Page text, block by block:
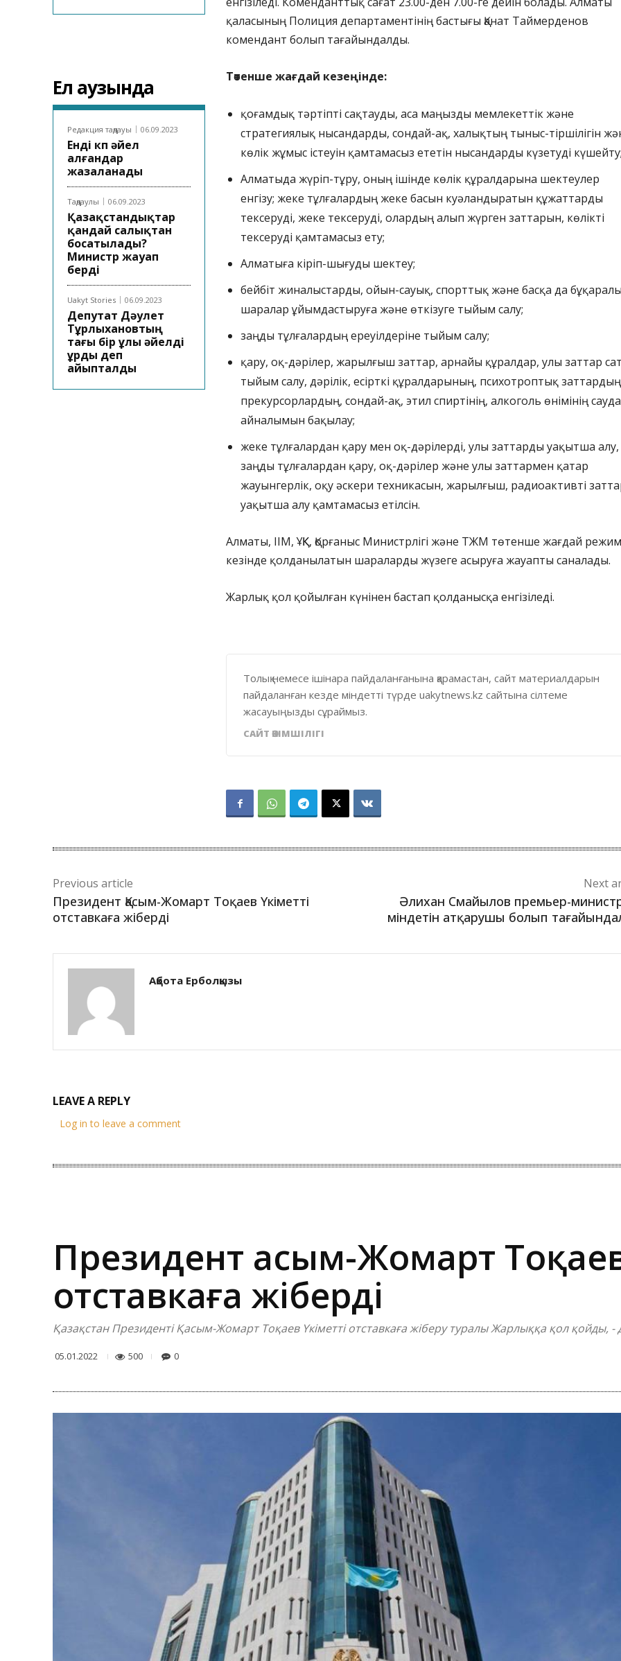
Ел аузында
Редакция таңдауы 06.09.2023
Енді көп әйел
алғандар
жазаланады
Таңдаулы 06.09.2023
Қазақстандықтар
қандай салықтан
босатылады?
Министр жауап
берді
Uakyt Stories 06.09.2023
Депутат Дәулет
Тұрлыхановтың
тағы бір ұлы әйелді
ұрды деп
айыпталды
қаласының Полиция департаментінің бастығы Қанат Таймерденов
комендант болып тағайындалды.
Төтенше жағдай кезеңінде:
қоғамдық тәртіпті сақтауды, аса маңызды мемлекеттік және
стратегиялық нысандарды, сондай-ақ, халықтың тыныс-тіршілігін
көлік жұмыс істеуін қамтамасыз ететін нысандарды күзетуді күшейту;
Алматыда жүріп-тұру, оның ішінде көлік құралдарына шектеулер
енгізу; жеке тұлғалардың жеке басын куәландыратын құжаттарды
тексеруді, жеке тексеруді, олардың алып жүрген заттарын, көлікті
тексеруді қамтамасыз ету;
Алматыға кіріп-шығуды шектеу;
бейбіт жиналыстарды, ойын-сауық, спорттық және басқа да
шаралар ұйымдастыруға және өткізуге тыйым салу;
заңды тұлғалардың ереуілдеріне тыйым салу;
қару, оқ-дәрілер, жарылғыш заттар, арнайы құралдар, улы заттар
тыйым салу, дәрілік, есірткі құралдарының, психотроптық
прекурсорлардың, сондай-ақ, этил спиртінің, алкоголь өнімінің сауда
айналымын бақылау;
жеке тұлғалардан қару мен оқ-дәрілерді, улы заттарды уақытша алу,
заңды тұлғалардан қару, оқ-дәрілер және улы заттармен қатар
жауынгерлік, оқу әскери техникасын, жарылғыш, радиоактивті
уақытша алу қамтамасыз етілсін.
Алматы, ІІМ, ҰҚК, Қорғаныс Министрлігі және ТЖМ төтенше жағдай
кезінде қолданылатын шараларды жүзеге асыруға жауапты саналады.
Жарлық қол қойылған күнінен бастап қолданысқа енгізіледі.
Толық немесе ішінара пайдаланғанына қарамастан, сайт материалдарын
пайдаланған кезде міндетті түрде uakytnews.kz сайтына сілтеме
жасауыңызды сұраймыз.
САЙТ ӘКІМШІЛІГІ
Previous article
Президент Қасым-Жомарт Тоқаев Үкіметті
отставкаға жіберді
Next
Әлихан Смайылов премьер-
міндетін атқарушы болып
Ақбота Ерболқызы
LEAVE A REPLY
Log in to leave a comment